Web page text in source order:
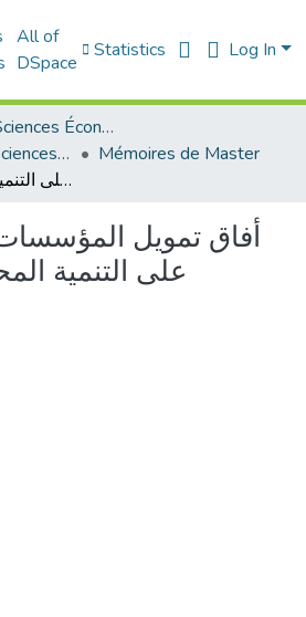
All of
DSpace
Statistics Log In
Faculté des Sciences Économiques Commerciales et des Sciences de Gestion
Département des sciences économiques
Mémoires de Master
أفاق تمويل المؤسسات الناشئة وأثرها على التنمية المحلية في الجزائر
أفاق تمويل المؤسسات
على التنمية